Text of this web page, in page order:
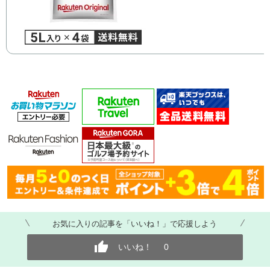
お気に入りの記事を「いいね！」で応援しよう
いいね！ 0